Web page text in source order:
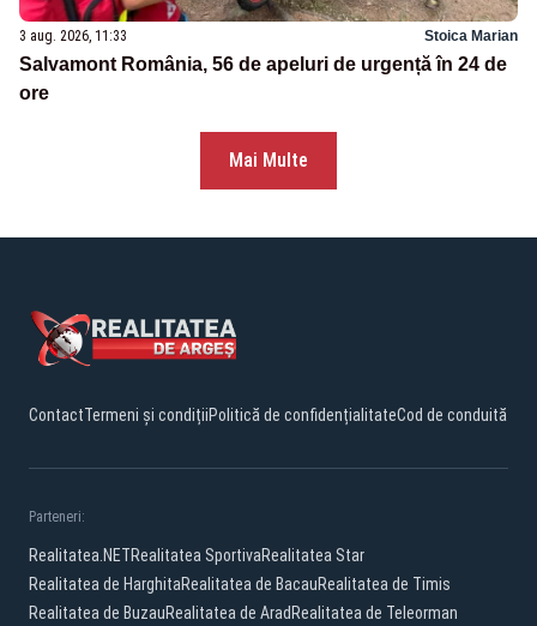
3 aug. 2026, 11:33 Stoica Marian
Salvamont România, 56 de apeluri de urgență în 24 de
ore
Mai Multe
ContactTermeni și condițiiPolitică de confidențialitateCod de conduită
Parteneri:
Realitatea.NETRealitatea SportivaRealitatea Star
Realitatea de HarghitaRealitatea de BacauRealitatea de Timis
Realitatea de BuzauRealitatea de AradRealitatea de Teleorman